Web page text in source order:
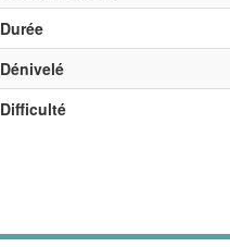
Durée
Dénivelé
Difficulté